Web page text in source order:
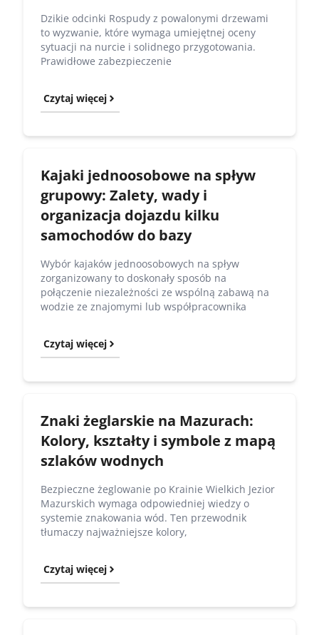
Dzikie odcinki Rospudy z powalonymi drzewami
to wyzwanie, które wymaga umiejętnej oceny
sytuacji na nurcie i solidnego przygotowania.
Prawidłowe zabezpieczenie
Czytaj więcej
Kajaki jednoosobowe na spływ
grupowy: Zalety, wady i
organizacja dojazdu kilku
samochodów do bazy
Wybór kajaków jednoosobowych na spływ
zorganizowany to doskonały sposób na
połączenie niezależności ze wspólną zabawą na
wodzie ze znajomymi lub współpracownika
Czytaj więcej
Znaki żeglarskie na Mazurach:
Kolory, kształty i symbole z mapą
szlaków wodnych
Bezpieczne żeglowanie po Krainie Wielkich Jezior
Mazurskich wymaga odpowiedniej wiedzy o
systemie znakowania wód. Ten przewodnik
tłumaczy najważniejsze kolory,
Czytaj więcej